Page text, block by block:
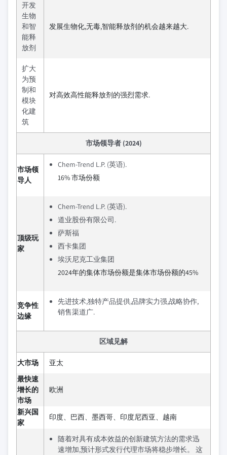
开发
生物
和智
能释
放剂
发展生物化,无毒,智能释放剂的机会越来越大.
扩大
为预
制和
模块
化建
筑
对高效高性能释放剂的强烈需求.
市场领导者 (2024)
市场领
导人
Chem-Trend L.P. (英语).
16% 市场份额
顶级玩
家
Chem-Trend L.P. (英语).
道业股份有限公司.
萨斯福
西卡集团
埃沃尼克工业集团
2024年的集体市场份额是集体市场份额的45%
竞争性
边缘
先进技术,独特产品提供,品牌实力强,战略协作,
销售渠道广.
区域见解
大市场
亚太
最快速
增长的
市场
欧洲
新兴国
家
印度、巴西、墨西哥、印度尼西亚、越南
随着对具有成本效益的创新建筑方法的需求迅
速增加,预计形式发行代理市场将稳步增长。 这